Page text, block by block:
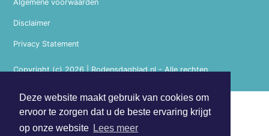
Deze website maakt gebruik van cookies om
ervoor te zorgen dat u de beste ervaring krijgt
op onze website Lees meer
Copyright (c) 2026 | Rodensdagblad.nl - Alle rechten
Algemene voorwaarden
Disclaimer
Privacy Statement